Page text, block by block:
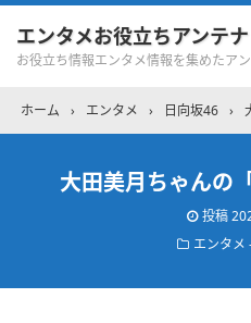
エンタメお役立ちアンテナ
お役立ち情報エンタメ情報を集めたア
ホーム › エンタメ › 日向坂46 ›
大田美月ちゃんの
投稿
エンタメ